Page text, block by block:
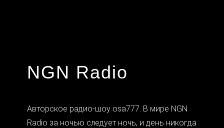
NGN Radio
Авторское радио-шоу osa777. В мире NGN
Radio за ночью следует ночь, и день никогда